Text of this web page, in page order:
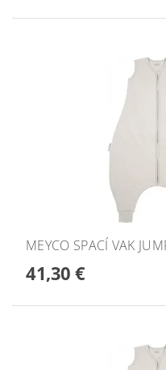
MEYCO SPACÍ VAK
41,30 €